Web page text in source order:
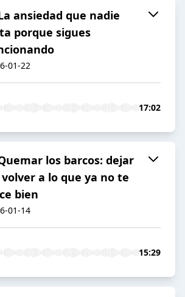
ansiedad que nadie
porque sigues
01-22
17:02
los barcos: dejar
a lo que ya no te
bien
01-14
15:29